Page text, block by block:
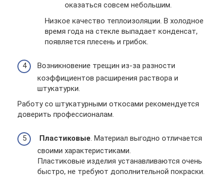
оказаться совсем небольшим.
Низкое качество теплоизоляции. В холодное
время года на стекле выпадает конденсат,
появляется плесень и грибок.
Возникновение трещин из-за разности
коэффициентов расширения раствора и
штукатурки.
Работу со штукатурными откосами рекомендуется
доверить профессионалам.
Пластиковые. Материал выгодно отличается
своими характеристиками.
Пластиковые изделия устанавливаются очень
быстро, не требуют дополнительной покраски.